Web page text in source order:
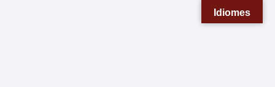
Idiomes